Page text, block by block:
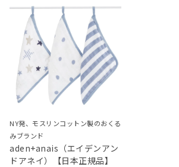
NY発、モスリンコットン製のおくる
みブランド
aden+anais（エイデンアン
ドアネイ）【日本正規品】